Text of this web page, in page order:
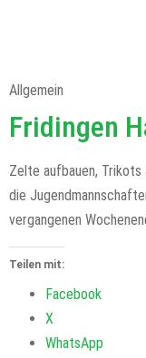
Allgemein
Fridingen
Zelte aufbauen,
die
vergangenen
Teilen mit:
Facebook
X
WhatsApp